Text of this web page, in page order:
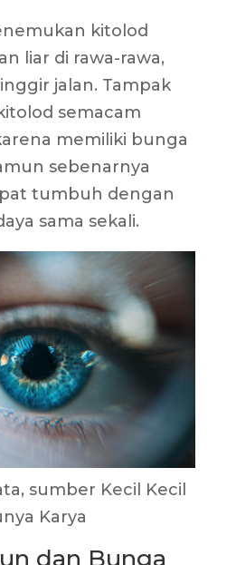
kitolod
liar di rawa-rawa,
jalan. Tampak
semacam
memiliki bunga
sebenarnya
tumbuh dengan
sama sekali.
sumber Kecil Kecil
Karya
dan Bunga